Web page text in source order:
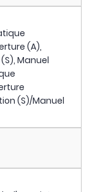
(A),
Manuel
(S)/Manuel